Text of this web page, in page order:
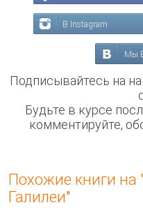
В Instagram
Мы
Подписывайтесь на
Будьте в курсе
комментируйте,
Похожие книги на
Галилеи"